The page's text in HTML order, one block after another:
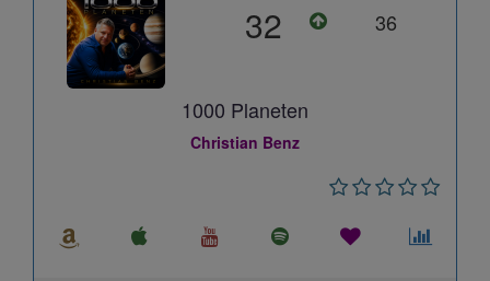
32 36
1000 Planeten
Christian Benz